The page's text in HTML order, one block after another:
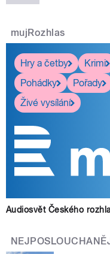
mujRozhlas
Hry a četby
Krimi
Pohádky
Pořady
Živé vysílání
Audiosvět Českého